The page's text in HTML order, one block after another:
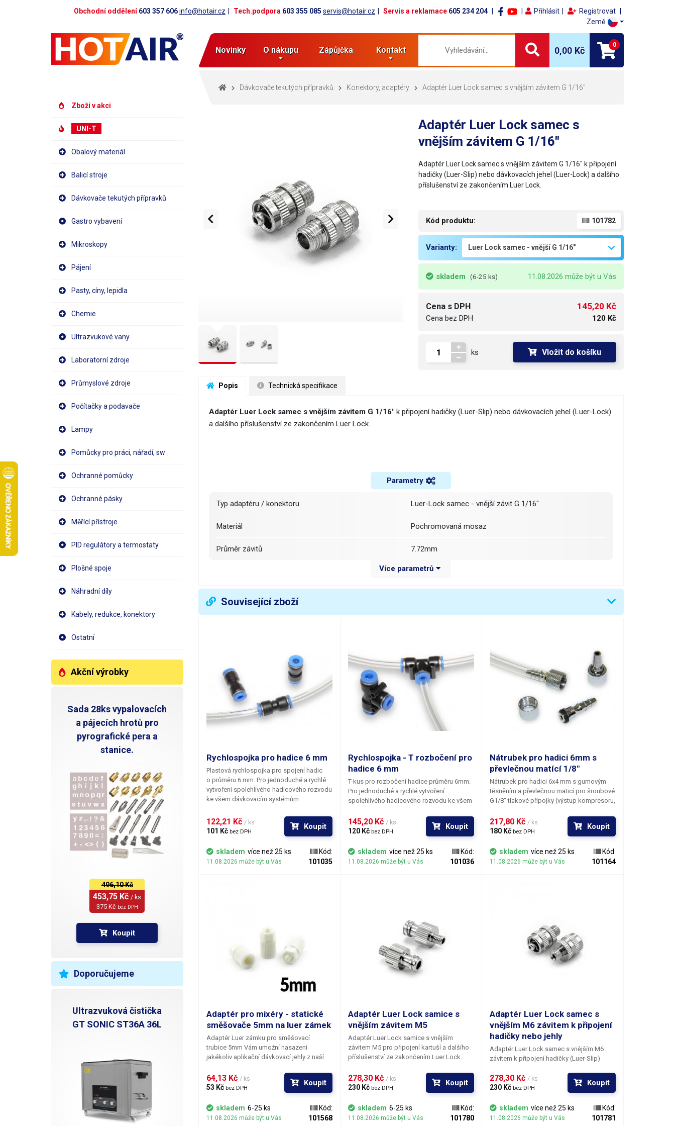
Obchodní oddělení603 357 606info@hotair.cz Tech.podpora 603 355 085 servis@hotair.cz Servis a reklamace 605 234 204 Přihlásit
Registrovat
Země
Novinky O nákupu Zápůjčka Kontakt 0,00 Kč
0
Zboží v akci
UNI-T
Obalový materiál
Balicí stroje
Dávkovače tekutých přípravků
Gastro vybavení
Mikroskopy
Pájení
Pasty, cíny, lepidla
Chemie
Ultrazvukové vany
Laboratorní zdroje
Průmyslové zdroje
Počítačky a podavače
Lampy
Pomůcky pro práci, nářadí, sw
Ochranné pomůcky
Ochranné pásky
Měřící přístroje
PID regulátory a termostaty
Plošné spoje
Náhradní díly
Kabely, redukce, konektory
Ostatní
Akční výrobky
Sada 28ks vypalovacích
a pájecích hrotů pro
pyrografické pera a
stanice.
496,10 Kč
453,75 Kč / ks
375 Kč bez DPH
Koupit
Doporučujeme
Ultrazvuková čistička
GT SONIC ST36A 36L
Dávkovače tekutých přípravků Konektory, adaptéry Adaptér Luer Lock samec s vnějším závitem G 1/16"
Adaptér Luer Lock samec s
vnějším závitem G 1/16"
Adaptér Luer Lock samec s vnějším závitem G 1/16" k připojení
hadičky (Luer-Slip) nebo dávkovacích jehel (Luer-Lock) a dalšího
příslušenství ze zakončením Luer Lock.
Kód produktu: 101782
Varianty:
skladem (6-25 ks) 11.08.2026 může být u Vás
Cena s DPH
Cena bez DPH
145,20 Kč
120 Kč
ks Vložit do košíku
Popis Technická specifikace
Adaptér Luer Lock samec s vnějším závitem G 1/16"k připojení hadičky (Luer-Slip) nebo dávkovacích jehel (Luer-Lock)
a dalšího příslušenství ze zakončením Luer Lock.
Parametry
Typ adaptéru / konektoru Luer-Lock samec - vnější závit G 1/16"
Materiál Pochromovaná mosaz
Průměr závitů 7.72mm
19.44mm
Více parametrů
Související zboží
Rychlospojka pro hadice 6 mm
Plastová rychlospojka pro spojení hadic
o průměru 6 mm. Pro jednoduché a rychlé
vytvoření spolehlivého hadicového rozvodu
ke všem dávkovacím systémům.
122,21 Kč / ks
101 Kč bez DPH
Koupit
skladem více než 25 ks
11.08.2026 může být u Vás
Kód:
101035
Rychlospojka - T rozbočení pro
hadice 6 mm
T-kus pro rozbočení hadice průměru 6mm.
Pro jednoduché a rychlé vytvoření
spolehlivého hadicového rozvodu ke všem
145,20 Kč / ks
120 Kč bez DPH
Koupit
skladem více než 25 ks
11.08.2026 může být u Vás
Kód:
101036
Nátrubek pro hadici 6mm s
převlečnou matící 1/8"
Nátrubek pro hadici 6x4 mm s gumovým
těsněním a převlečnou maticí pro šroubové
G1/8" tlakové přípojky (výstup kompresoru,
nátrubku a jedné převlečné matice.
217,80 Kč / ks
180 Kč bez DPH
Koupit
skladem více než 25 ks
11.08.2026 může být u Vás
Kód:
101164
Adaptér pro mixéry - statické
směšovače 5mm na luer zámek
Adaptér Luer zámku pro směšovací
trubice 5mm Vám umožní nasazení
jakékoliv aplikační dávkovací jehly z naší
stupňovitou špičkou. Tato redukce je
vhodná pro Směšovač MA6-17 a Statický
64,13 Kč / ks
53 Kč bez DPH
Koupit
skladem 6-25 ks
11.08.2026 může být u Vás
Kód:
101568
Adaptér Luer Lock samice s
vnějším závitem M5
Adaptér Luer Lock samice s vnějším
závitem M5pro připojení kartuší a dalšího
příslušenství ze zakončením Luer Lock
drážky pro snadnější utažení. Typ adaptéru
/ konektoru: Luer-Lock samice - vnější M5
závit Délka: 20.92mm Materiál:
Pochromovaná mosaz
278,30 Kč / ks
230 Kč bez DPH
Koupit
skladem 6-25 ks
11.08.2026 může být u Vás
Kód:
101780
Adaptér Luer Lock samec s
vnějším M6 závitem k připojení
hadičky nebo jehly
Adaptér Luer Lock samec s vnějším M6
závitem k připojení hadičky (Luer-Slip)
dalšího příslušenství ze zakončením Luer
Lock. Typ adaptéru / konektoru: Luer-Lock
278,30 Kč / ks
230 Kč bez DPH
Koupit
skladem více než 25 ks
11.08.2026 může být u Vás
Kód:
101781